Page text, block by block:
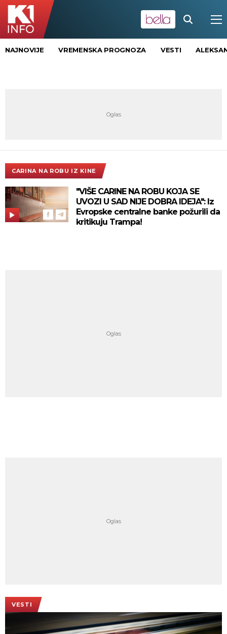
NAJNOVIJE VREMENSKA PROGNOZA VESTI
CARINA NA ROBU IZ KINE
"VIŠE CARINE NA ROBU KOJA SE
UVOZI U SAD NIJE DOBRA IDEJA": Iz
Evropske centralne banke požurili da
kritikuju Trampa!
VESTI